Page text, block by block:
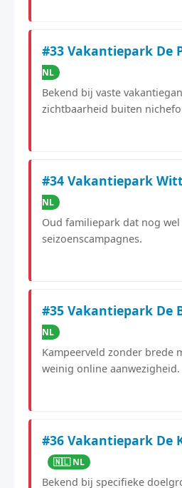
#33 Vakantiepark De
NL
Bekend bij vaste
zichtbaarheid buiten
#34 Vakantiepark
NL
Oud familiepark dat nog
seizoenscampagnes.
#35 Vakantiepark De
NL
Kampeerveld zonder brede
weinig online aanwezigheid.
#36 Vakantiepark De
🇳🇱 NL
Bekend bij specifieke